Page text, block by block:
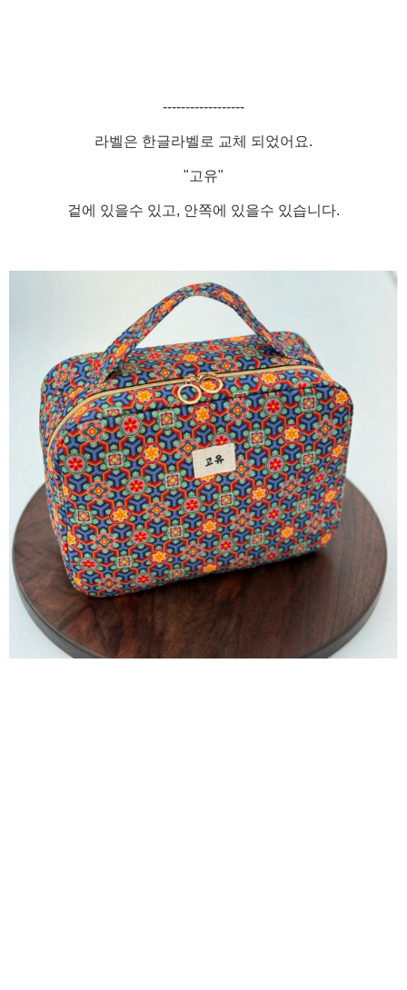
------------------
라벨은 한글라벨로 교체 되었어요.
"고유"
겉에 있을수 있고, 안쪽에 있을수 있습니다.